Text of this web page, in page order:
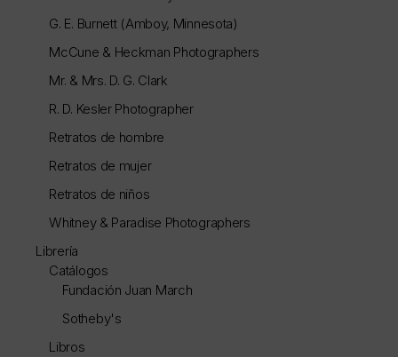
G. E. Burnett (Amboy, Minnesota)
McCune & Heckman Photographers
Mr. & Mrs. D. G. Clark
R. D. Kesler Photographer
Retratos de hombre
Retratos de mujer
Retratos de niños
Whitney & Paradise Photographers
Librería
Catálogos
Fundación Juan March
Sotheby's
Libros